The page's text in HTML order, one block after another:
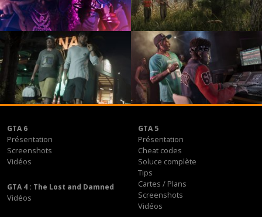
GTA 6
Présentation
Screenshots
Vidéos
GTA 5
Présentation
Cheat codes
Soluce complète
Tips
Cartes / Plans
Screenshots
Vidéos
GTA 4 : The Lost and Damned
Vidéos